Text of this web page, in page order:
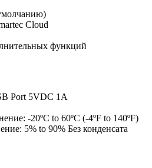
Cloud
функций
Port 5VDC 1A
-20ºC to 60ºC (-4ºF to 140ºF)
5% to 90% Без конденсата